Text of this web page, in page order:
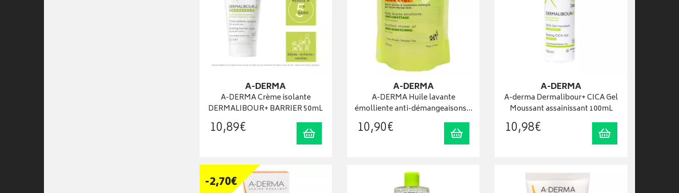
A-DERMA
A-DERMA Crème isolante
DERMALIBOUR+ BARRIER 50mL
10,89€ Ajouter au panier
A-DERMA
A-DERMA Huile lavante
émolliente anti-démangeaisons…
10,90€ Ajouter au panier
A-DERMA
A-derma Dermalibour+ CICA Gel
Moussant assainissant 100mL
10,98€ Ajouter au panier
-2,70€